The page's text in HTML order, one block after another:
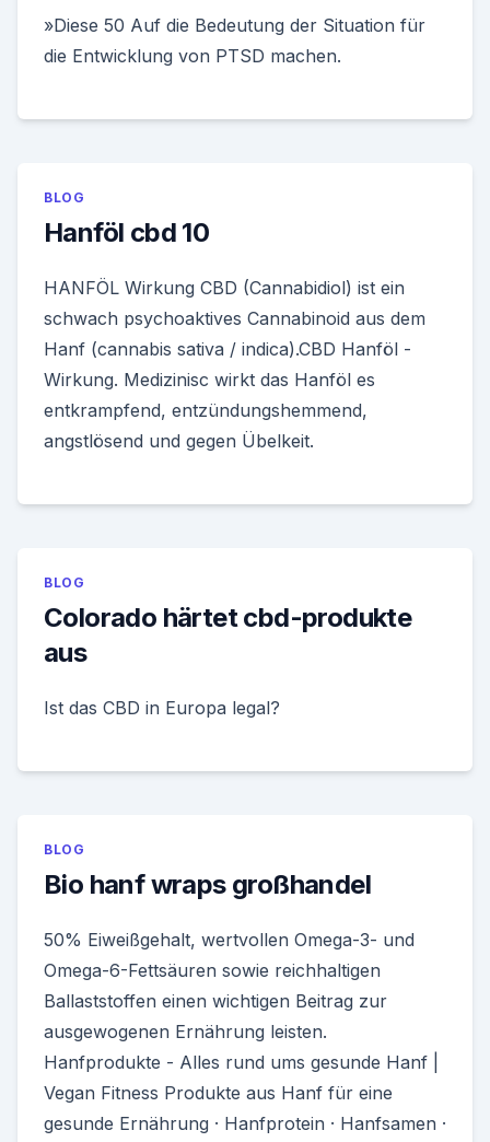
»Diese 50 Auf die Bedeutung der Situation für
die Entwicklung von PTSD machen.
BLOG
Hanföl cbd 10
HANFÖL Wirkung CBD (Cannabidiol) ist ein
schwach psychoaktives Cannabinoid aus dem
Hanf (cannabis sativa / indica).CBD Hanföl -
Wirkung. Medizinisc wirkt das Hanföl es
entkrampfend, entzündungshemmend,
angstlösend und gegen Übelkeit.
BLOG
Colorado härtet cbd-produkte
aus
Ist das CBD in Europa legal?
BLOG
Bio hanf wraps großhandel
50% Eiweißgehalt, wertvollen Omega-3- und
Omega-6-Fettsäuren sowie reichhaltigen
Ballaststoffen einen wichtigen Beitrag zur
ausgewogenen Ernährung leisten.
Hanfprodukte - Alles rund ums gesunde Hanf |
Vegan Fitness Produkte aus Hanf für eine
gesunde Ernährung · Hanfprotein · Hanfsamen ·